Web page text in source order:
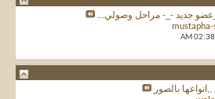
جديد -_- مراحل وصولي...
mustapha-
02:38 AM
بالصور